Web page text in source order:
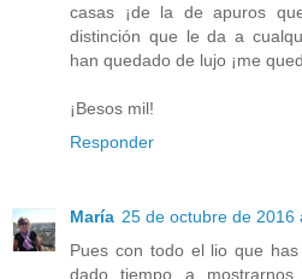
casas ¡de la de apuros
distinción que le da a
han quedado de lujo ¡me
¡Besos mil!
Responder
María 25 de octubre de 2016
Pues con todo el lio que
dado tiempo a